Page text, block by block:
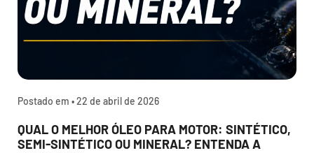
Postado em •22 de abril de 2026
QUAL O MELHOR ÓLEO PARA MOTOR: SINTÉTICO,
SEMI-SINTÉTICO OU MINERAL? ENTENDA A